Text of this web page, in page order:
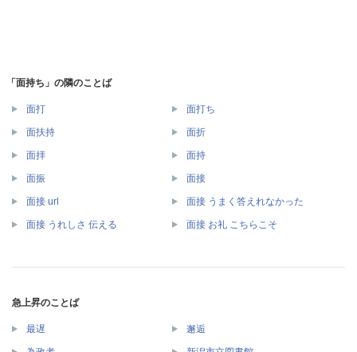
「面持ち」の隣のことば
面打 面打ち
面扶持 面折
面拝 面持
面振 面接
面接 url 面接 うまく答えれなかった
面接 うれしさ 伝える 面接 お礼 こちらこそ
急上昇のことば
最遅 邂逅